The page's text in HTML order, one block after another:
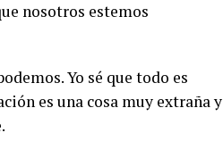
nosotros estemos
Yo sé que todo es
es una cosa muy extraña y